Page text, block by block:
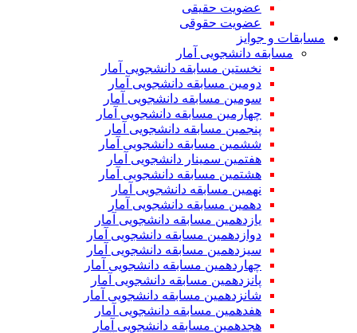
عضویت حقیقی
عضویت حقوقی
مسابقات و جوایز
مسابقه دانشجویی آمار
نخستین مسابقه دانشجویی آمار
دومین مسابقه دانشجویی آمار
سومین مسابقه دانشجویی آمار
چهارمین مسابقه دانشجویی آمار
پنجمین مسابقه دانشجویی آمار
ششمین مسابقه دانشجویی آمار
هفتمین سمینار دانشجویی آمار
هشتمین مسابقه دانشجویی آمار
نهمین مسابقه دانشجویی آمار
دهمین مسابقه دانشجویی آمار
یازدهمین مسابقه دانشجویی آمار
دوازدهمین مسابقه دانشجویی آمار
سیزدهمین مسابقه دانشجویی آمار
چهاردهمین مسابقه دانشجویی آمار
پانزدهمین مسابقه دانشجویی آمار
شانزدهمین مسابقه دانشجویی آمار
هفدهمین مسابقه دانشجویی آمار
هجدهمین مسابقه دانشجویی آمار